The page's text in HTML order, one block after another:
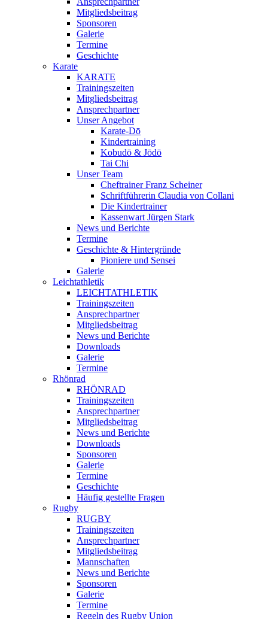
Mitgliedsbeitrag
Sponsoren
Galerie
Termine
Geschichte
Karate
KARATE
Trainingszeiten
Mitgliedsbeitrag
Ansprechpartner
Unser Angebot
Karate-Dō
Kindertraining
Kobudō & Jōdō
Tai Chi
Unser Team
Cheftrainer Franz Scheiner
Schriftführerin Claudia von Collani
Die Kindertrainer
Kassenwart Jürgen Stark
News und Berichte
Termine
Geschichte & Hintergründe
Pioniere und Sensei
Galerie
Leichtathletik
LEICHTATHLETIK
Trainingszeiten
Ansprechpartner
Mitgliedsbeitrag
News und Berichte
Downloads
Galerie
Termine
Rhönrad
RHÖNRAD
Trainingszeiten
Ansprechpartner
Mitgliedsbeitrag
News und Berichte
Downloads
Sponsoren
Galerie
Termine
Geschichte
Häufig gestellte Fragen
Rugby
RUGBY
Trainingszeiten
Ansprechpartner
Mitgliedsbeitrag
Mannschaften
News und Berichte
Sponsoren
Galerie
Termine
Regeln des Rugby Union